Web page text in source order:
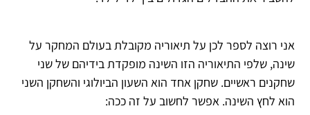
אני רוצה לספר לכן על תיאוריה מקובלת בעולם המחקר על
שינה, שלפי התיאוריה הזו השינה מופקדת בידיהם של שני
שחקנים ראשיים. שחקן אחד הוא השעון הביולוגי והשחקן השני
הוא לחץ השינה. אפשר לחשוב על זה ככה: